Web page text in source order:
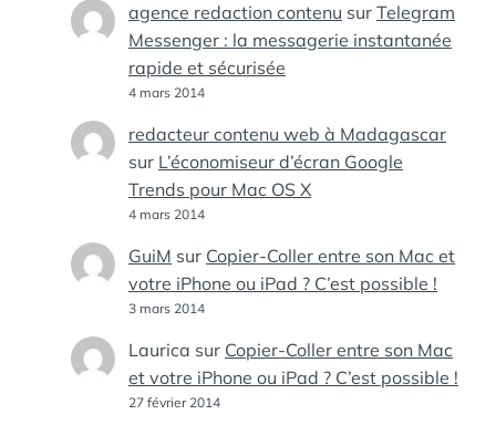
agence redaction contenu sur Telegram
Messenger : la messagerie instantanée
rapide et sécurisée
4 mars 2014
redacteur contenu web à Madagascar
sur L’économiseur d’écran Google
Trends pour Mac OS X
4 mars 2014
GuiM sur Copier-Coller entre son Mac et
votre iPhone ou iPad ? C’est possible !
3 mars 2014
Laurica sur Copier-Coller entre son Mac
et votre iPhone ou iPad ? C’est possible !
27 février 2014